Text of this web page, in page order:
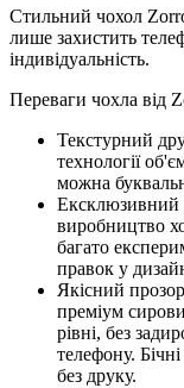
Стильний чохол
лише захистить
індивідуальність.
Переваги чохла від
Текстурний
технології
можна
Ексклюзивний
виробництво
багато
правок у
Якісний
преміум
рівні, без
телефону.
без друку.